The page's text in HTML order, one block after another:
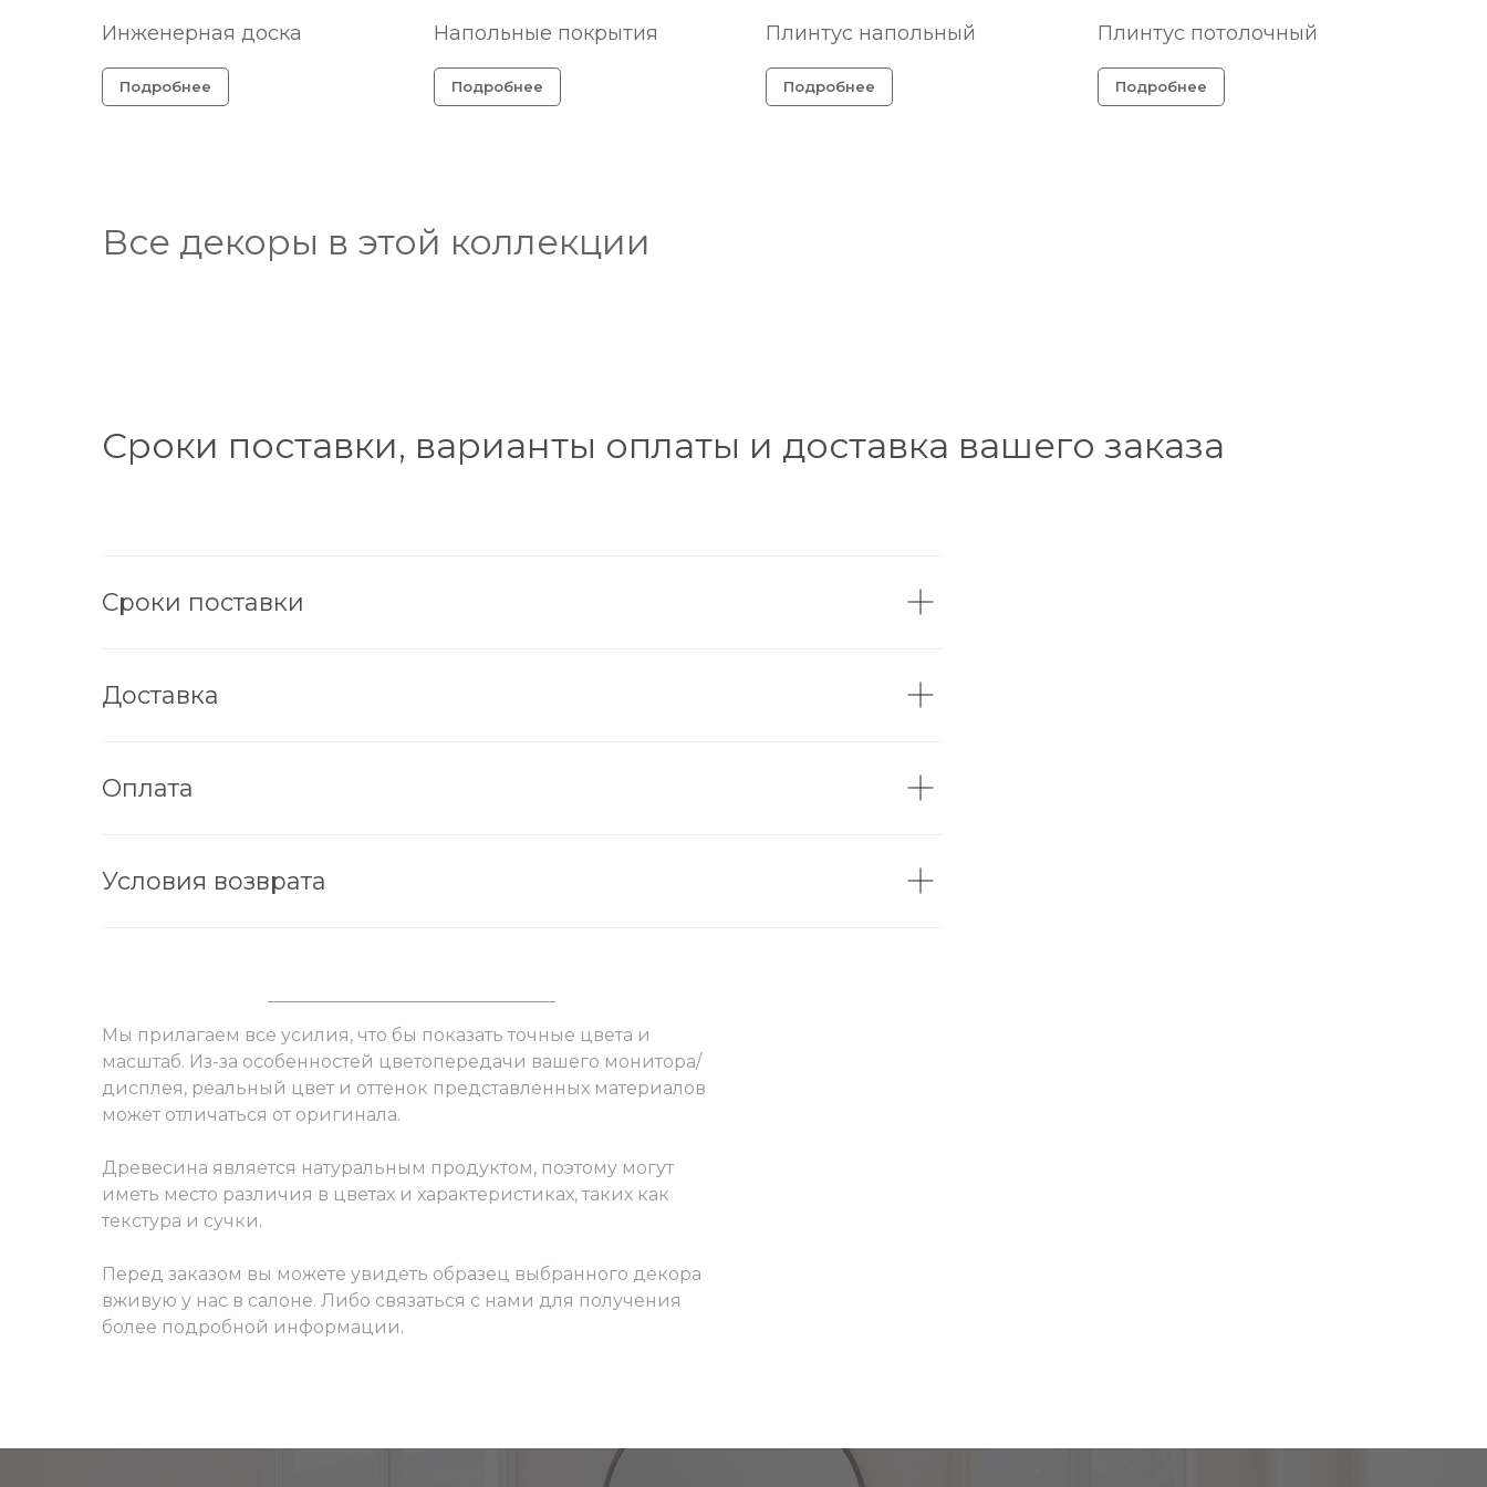
Инженерная доска
Подробнее
Напольные покрытия
Подробнее
Плинтус напольный
Подробнее
Плинтус потолочный
Подробнее
Все декоры в этой коллекции
Сроки поставки, варианты оплаты и доставка вашего заказа
Сроки поставки
Доставка
Оплата
Условия возврата
Мы прилагаем все усилия, что бы показать точные цвета и
масштаб. Из-за особенностей цветопередачи вашего монитора/
дисплея, реальный цвет и оттенок представленных материалов
может отличаться от оригинала.
Древесина является натуральным продуктом, поэтому могут
иметь место различия в цветах и характеристиках, таких как
текстура и сучки.
Перед заказом вы можете увидеть образец выбранного декора
вживую у нас в салоне. Либо связаться с нами для получения
более подробной информации.